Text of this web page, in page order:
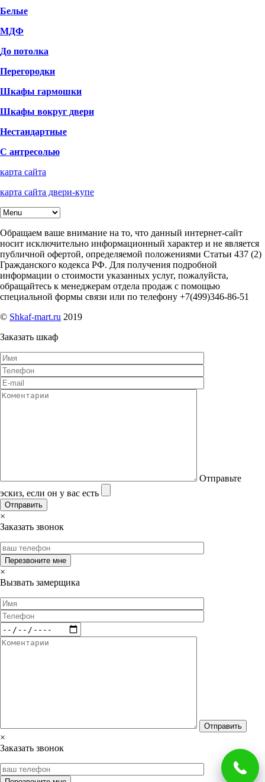
Белые
МДФ
До потолка
Перегородки
Шкафы гармошки
Шкафы вокруг двери
Нестандартные
С антресолью
карта сайта
карта сайта двери-купе
Обращаем ваше внимание на то, что данный интернет-сайт
носит исключительно информационный характер и не является
публичной офертой, определяемой положениями Статьи 437 (2)
Гражданского кодекса РФ. Для получения подробной
информации о стоимости указанных услуг, пожалуйста,
обращайтесь к менеджерам отдела продаж с помощью
специальной формы связи или по телефону +7(499)346-86-51
© Shkaf-mart.ru 2019
Заказать шкаф
Отправьте
эскиз, если он у вас есть
×
Заказать звонок
×
Вызвать замерщика
×
Заказать звонок